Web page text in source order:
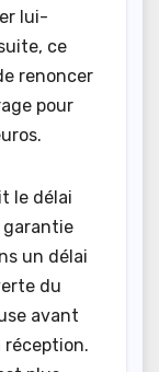
lui-
ce
renoncer
pour
le délai
garantie
un délai
du
avant
réception.